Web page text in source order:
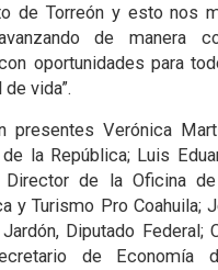
de Torreón y esto nos
de manera
oportunidades para
vida”.
presentes Verónica
de la República; Luis
Director de la Oficina
y Turismo Pro Coahuila;
Diputado Federal;
de Economía